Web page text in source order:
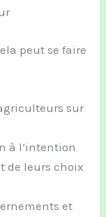
peut se faire
sur
à l’intention
de leurs choix
et